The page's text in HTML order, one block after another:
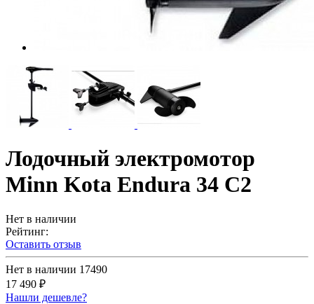
Лодочный электромотор
Minn Kota Endura 34 C2
Нет в наличии
Рейтинг:
Оставить отзыв
Нет в наличии 17490
17 490 ₽
Нашли дешевле?